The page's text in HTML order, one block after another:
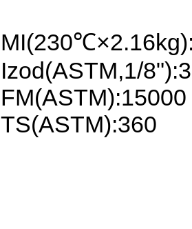
Izod(ASTM,1/
FM(ASTM):15000
TS(ASTM):360